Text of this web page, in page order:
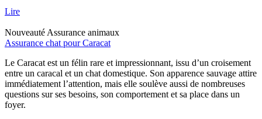
Lire
Nouveauté Assurance animaux
Assurance chat pour Caracat
Le Caracat est un félin rare et impressionnant, issu d’un croisement
entre un caracal et un chat domestique. Son apparence sauvage attire
immédiatement l’attention, mais elle soulève aussi de nombreuses
questions sur ses besoins, son comportement et sa place dans un
foyer.